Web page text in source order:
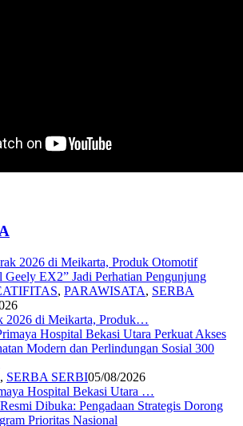
, PARAWISATA, SERBA
2026 di Meikarta, Produk…
, SERBA SERBI05/08/2026
Hospital Bekasi Utara …